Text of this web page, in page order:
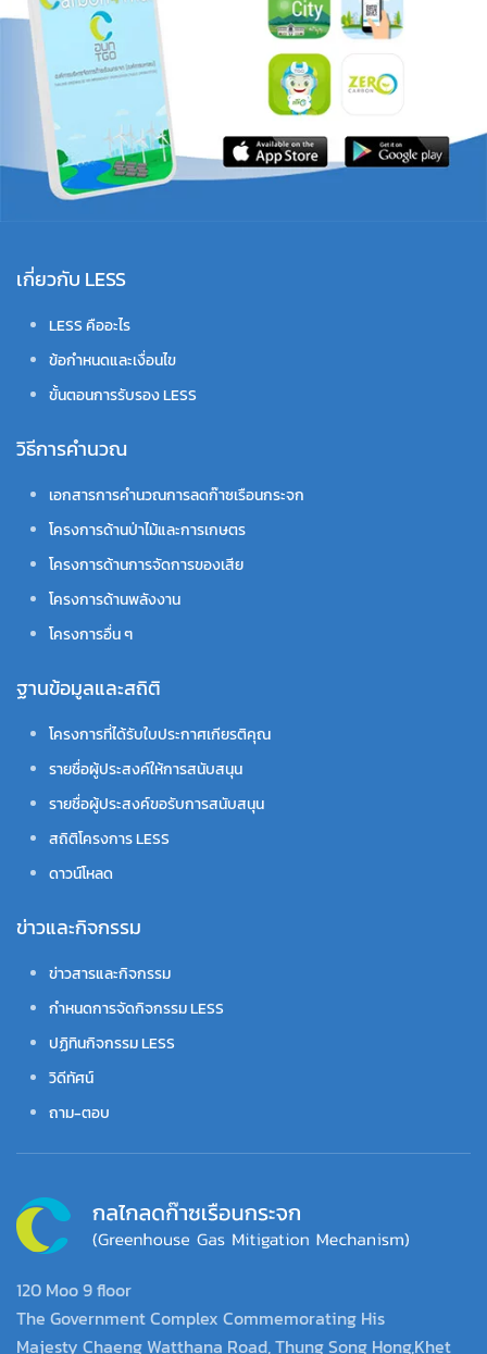
เกี่ยวกับ LESS
LESS คืออะไร
ข้อกำหนดและเงื่อนไข
ขั้นตอนการรับรอง LESS
วิธีการคำนวณ
เอกสารการคำนวณการลดก๊าซเรือนกระจก
โครงการด้านป่าไม้และการเกษตร
โครงการด้านการจัดการของเสีย
โครงการด้านพลังงาน
โครงการอื่น ๆ
ฐานข้อมูลและสถิติ
โครงการที่ได้รับใบประกาศเกียรติคุณ
รายชื่อผู้ประสงค์ให้การสนับสนุน
รายชื่อผู้ประสงค์ขอรับการสนับสนุน
สถิติโครงการ LESS
ดาวน์โหลด
ข่าวและกิจกรรม
ข่าวสารและกิจกรรม
กำหนดการจัดกิจกรรม LESS
ปฏิทินกิจกรรม LESS
วิดีทัศน์
ถาม-ตอบ
120 Moo 9 floor
The Government Complex Commemorating His
Majesty Chaeng Watthana Road, Thung Song Hong,Khet